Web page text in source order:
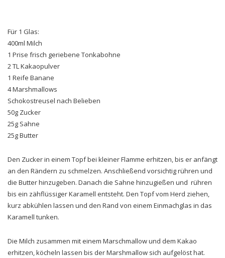
Für 1 Glas:
400ml Milch
1 Prise frisch geriebene Tonkabohne
2 TL Kakaopulver
1 Reife Banane
4 Marshmallows
Schokostreusel nach Belieben
50g Zucker
25g Sahne
25g Butter
Den Zucker in einem Topf bei kleiner Flamme erhitzen, bis er anfängt
an den Rändern zu schmelzen. Anschließend vorsichtig rühren und
die Butter hinzugeben. Danach die Sahne hinzugießen und rühren
bis ein zähflüssiger Karamell entsteht. Den Topf vom Herd ziehen,
kurz abkühlen lassen und den Rand von einem Einmachglas in das
Karamell tunken.
Die Milch zusammen mit einem Marschmallow und dem Kakao
erhitzen, köcheln lassen bis der Marshmallow sich aufgelöst hat.